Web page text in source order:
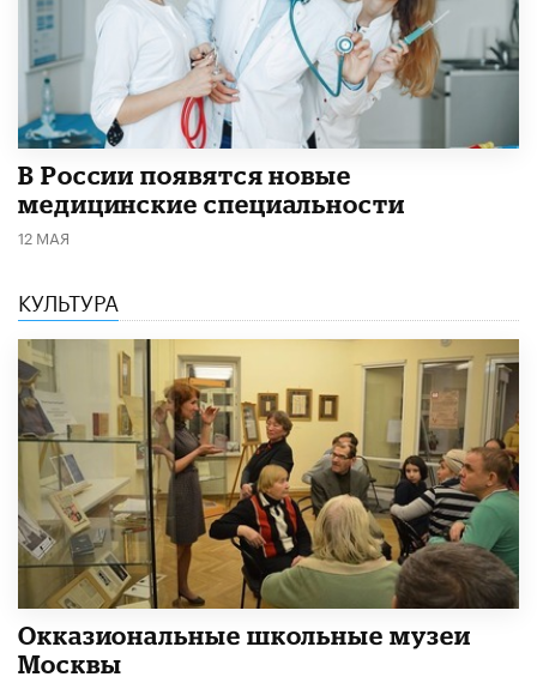
В России появятся новые
медицинские специальности
12 МАЯ
КУЛЬТУРА
​Окказиональные школьные музеи
Москвы